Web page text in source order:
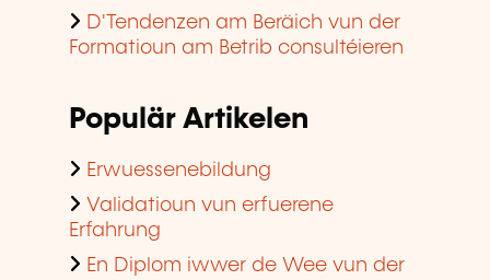
D'Tendenzen am Beräich vun der
Formatioun am Betrib consultéieren
Populär Artikelen
Erwuessenebildung
Validatioun vun erfuerene
Erfahrung
En Diplom iwwer de Wee vun der